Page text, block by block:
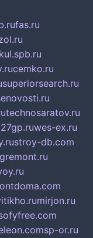
fas.ru
cemko.ru
superiorsearch.ru
technosaratov.ru
wes-ex.ru
stroy-db.com
mirjon.ru
sp-or.ru